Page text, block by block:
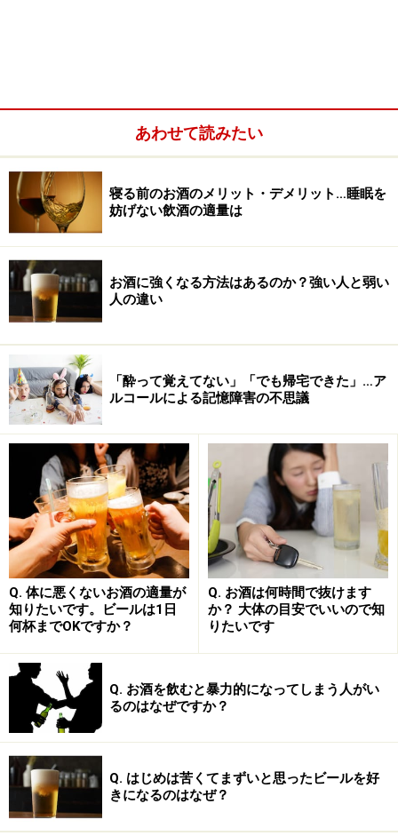
久留米大学病院の睡眠障害外来を受診した50歳以上の不
眠症患者さんのうち、実に8割以上が睡眠薬代わりにお
日本人には「睡眠薬よりお酒のほうが安全」という思い
込みがあるようですが、それは本当でしょうか？
＜目次＞
寝る前のお酒のメリット・デメリット…寝つきはよくな
るが、睡眠の質は下がる
アルコールの飲みすぎが招く睡眠中の頻尿といびき
日本酒・ビール・ワインなどお酒の適量目安と休肝日の
ススメ
寝る前のお酒のメリット・デメリット…寝
つきはよくなるが、睡眠の質は下がる
寝酒を続けていると、アルコール中毒になる危険があります
少量のアルコールを飲むと、寝つきが良くなるのは事実
です。アルコールは脳の中で、興奮系の神経伝達物質で
あわせて読みたい
寝る前のお酒のメリット・デメリット…睡眠を
妨げない飲酒の適量は
お酒に強くなる方法はあるのか？強い人と弱い
人の違い
「酔って覚えてない」「でも帰宅できた」…ア
ルコールによる記憶障害の不思議
Q. 体に悪くないお酒の適量が
知りたいです。ビールは1日
何杯までOKですか？
Q. お酒は何時間で抜けます
か？ 大体の目安でいいので知
りたいです
Q. お酒を飲むと暴力的になってしまう人がい
るのはなぜですか？
Q. はじめは苦くてまずいと思ったビールを好
きになるのはなぜ？